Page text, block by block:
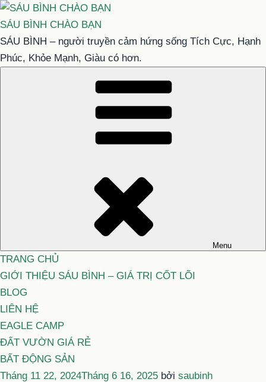
Chuyển
đến
phần
nội
SÁU BÌNH CHÀO BẠN
SÁU BÌNH – người truyền cảm hứng sống Tích Cực, Hạnh
Phúc, Khỏe Mạnh, Giàu có hơn.
Menu
TRANG CHỦ
GIỚI THIỆU SÁU BÌNH – GIÁ TRỊ CỐT LÕI
BLOG
LIÊN HỆ
EAGLE CAMP
ĐẤT VƯỜN GIÁ RẺ
BẤT ĐỘNG SẢN
Đăng
Tháng 11 22, 2024Tháng 6 16, 2025 bởi saubinh